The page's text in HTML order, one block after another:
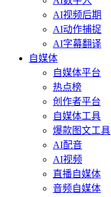
AI视频后期
AI动作捕捉
AI字幕翻译
自媒体
自媒体平台
热点榜
创作者平台
自媒体工具
爆款图文工具
AI配音
AI视频
直播自媒体
音频自媒体